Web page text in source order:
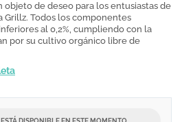
de deseo para los entusiastas de
Grillz. Todos los componentes
al 0,2%, cumpliendo con la
por su cultivo orgánico libre de